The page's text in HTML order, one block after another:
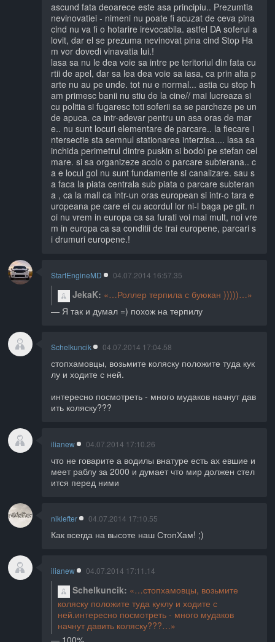
ascund fata deoarece este asa principiu.. Prezumtia
nevinovatiei - nimeni nu poate fi acuzat de ceva pina
cind nu va fi o hotarire irevocabila. astfel DA soferul a
lovit, dar el se prezuma nevinovat pina cind Stop Ha
m vor dovedi vinavatia lui.!
lasa sa nu le dea voie sa intre pe teritoriul din fata cu
rtii de apel, dar sa lea dea voie sa iasa, ca prin alta p
arte nu au pe unde. tot nu e normal... astia cu stop h
am primesc banii nu stiu de la cine// mai lucreaza si
cu politia si fugaresc toti soferii sa se parcheze pe un
de apuca. ca intr-adevar pentru un asa oras de mar
e.. nu sunt locuri elementare de parcare.. la fiecare i
ntersectie sta semnul stationarea interzisa.... lasa sa
inchida perimetrul dintre puskin si bodoi pe stefan cel
mare. si sa organizeze acolo o parcare subterana.. c
a e locul gol nu sunt fundamente si canalizare. sau s
a faca la piata centrala sub piata o parcare subteran
a , ca la mall ca intr-un oras european si intr-o tara e
uropeana pe care ei cu acordul lor ni-l baga pe git. n
oi nu vrem in europa ca sa furati voi mai mult, noi vre
m in europa ca sa conditii de trai europene, parcari s
i drumuri europene.!
StartEngineMD 04.07.2014 16:57.35
JekaK
Роллер терпила с буюкан )))))
Я так и думал =) похож на терпилу
Schelkuncik 04.07.2014 17:04.58
стопхамовцы, возьмите коляску положите туда кук
лу и ходите с ней.
интересно посмотреть - много мудаков начнут дав
ить коляску???
ilianew 04.07.2014 17:10.26
что не говарите а водилы внатуре есть ах евшие и
меет раблу за 2000 и думает что мир должен стел
ится перед ними
niklefter 04.07.2014 17:10.55
Как всегда на высоте наш СтопХам! ;)
ilianew 04.07.2014 17:11.14
Schelkuncik
стопхамовцы, возьмите
коляску положите туда куклу и ходите с
ней.интересно посмотреть - много мудаков
начнут давить коляску???
100%